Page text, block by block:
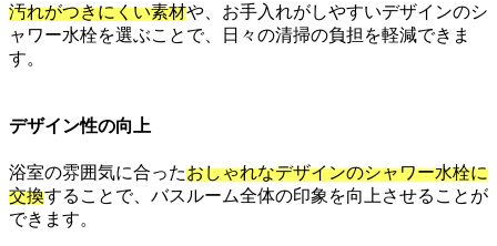
汚れがつきにくい素材や、お手入れがしやすいデザインのシ
ャワー水栓を選ぶことで、日々の清掃の負担を軽減できま
す。
デザイン性の向上
浴室の雰囲気に合ったおしゃれなデザインのシャワー水栓に
交換することで、バスルーム全体の印象を向上させることが
できます。